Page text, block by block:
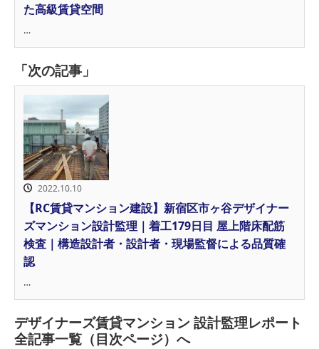
た高級賃貸空間
…
「次の記事」
2022.10.10
【RC賃貸マンション建設】新宿区市ヶ谷デザイナー
ズマンション設計監理｜着工179日目 屋上階床配筋
検査｜構造設計者・設計者・現場監督による品質確
認
…
デザイナーズ賃貸マンション 設計監理レポート
全記事一覧（目次ページ）へ